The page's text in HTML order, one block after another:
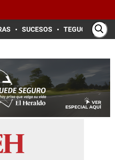
SUCESOS TEGUCIGALPA